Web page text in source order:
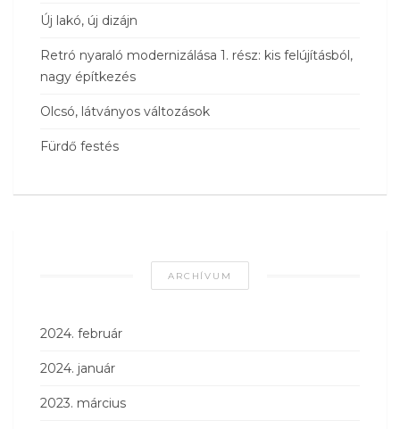
Új lakó, új dizájn
Retró nyaraló modernizálása 1. rész: kis felújításból,
nagy építkezés
Olcsó, látványos változások
Fürdő festés
ARCHÍVUM
2024. február
2024. január
2023. március